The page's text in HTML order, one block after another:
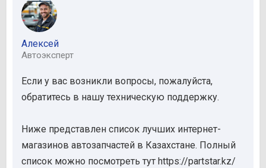
Алексей
Автоэксперт
Если у вас возникли вопросы, пожалуйста,
обратитесь в нашу техническую поддержку.
Ниже представлен список лучших интернет-
магазинов автозапчастей в Казахстане. Полный
список можно посмотреть тут https://partstar.kz/